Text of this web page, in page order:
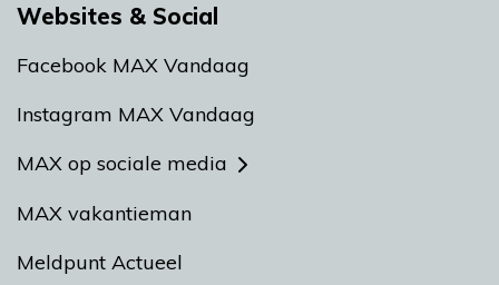
Websites & Social
Facebook MAX Vandaag
Instagram MAX Vandaag
MAX op sociale media
MAX vakantieman
Meldpunt Actueel